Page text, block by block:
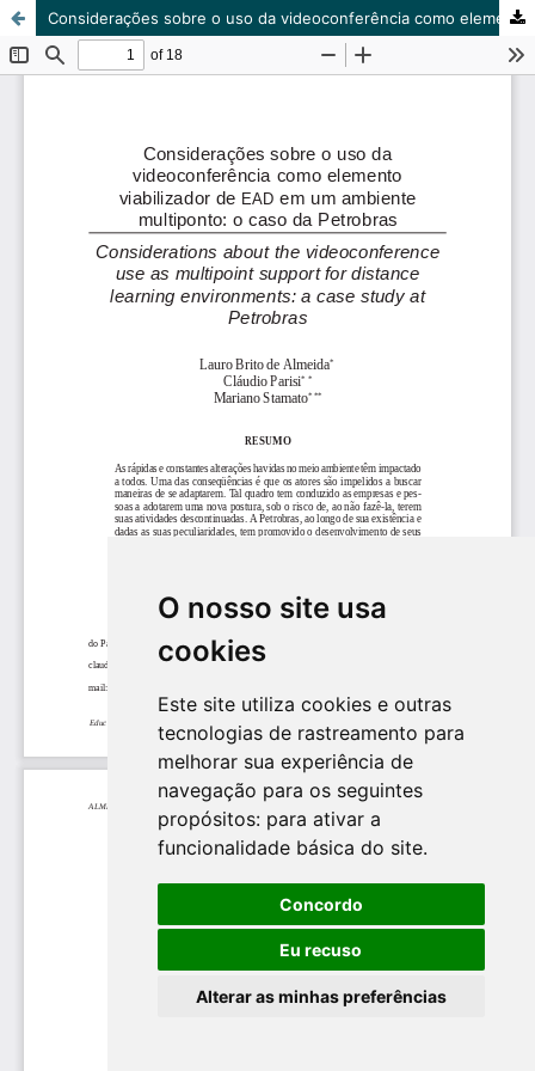
O nosso site usa
cookies
Este site utiliza cookies e outras
tecnologias de rastreamento para
melhorar sua experiência de
navegação para os seguintes
propósitos: para ativar a
funcionalidade básica do site.
Concordo
Eu recuso
Alterar as minhas preferências
Considerações sobre o uso da videoconferência como elemento viabilizador de EAD em um ambiente multiponto: o caso da Petrobrás